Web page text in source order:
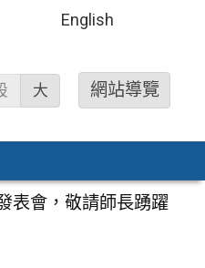
English
大 網站導覽
表會，敬請師長踴躍